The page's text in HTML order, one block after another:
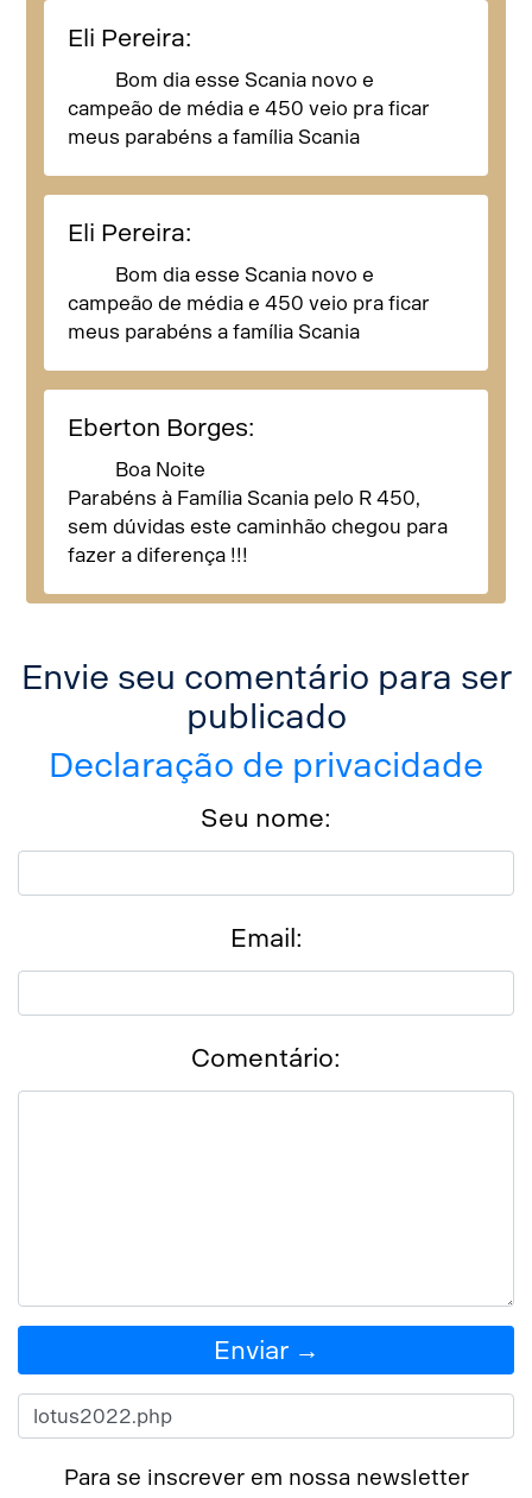
Eli Pereira:
Bom dia esse Scania novo e
campeão de média e 450 veio pra ficar
meus parabéns a família Scania
Eli Pereira:
Bom dia esse Scania novo e
campeão de média e 450 veio pra ficar
meus parabéns a família Scania
Eberton Borges:
Boa Noite
Parabéns à Família Scania pelo R 450,
sem dúvidas este caminhão chegou para
fazer a diferença !!!
Envie seu comentário para ser
publicado
Declaração de privacidade
Seu nome:
Email:
Comentário:
Enviar →
Para se inscrever em nossa newsletter